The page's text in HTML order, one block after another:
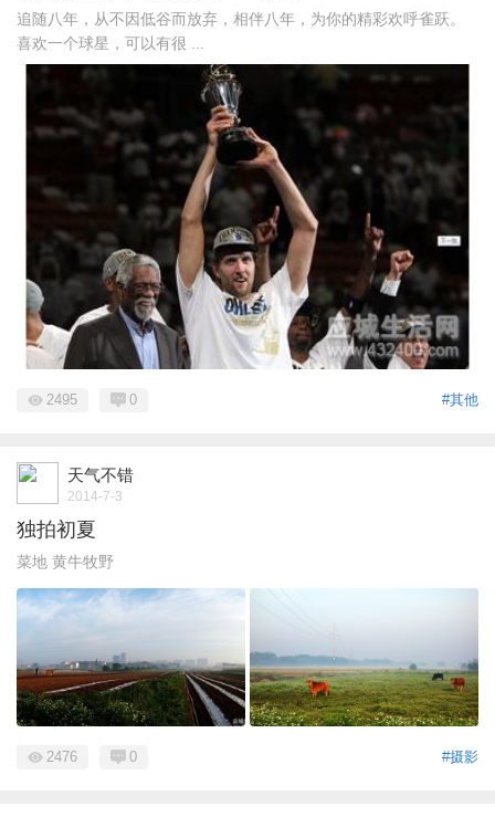
追随八年，从不因低谷而放弃，相伴八年，为你的精彩欢呼雀跃。
喜欢一个球星，可以有很 ...
#其他
2495 0
天气不错
2014-7-3
独拍初夏
菜地 黄牛牧野
#摄影
2476 0